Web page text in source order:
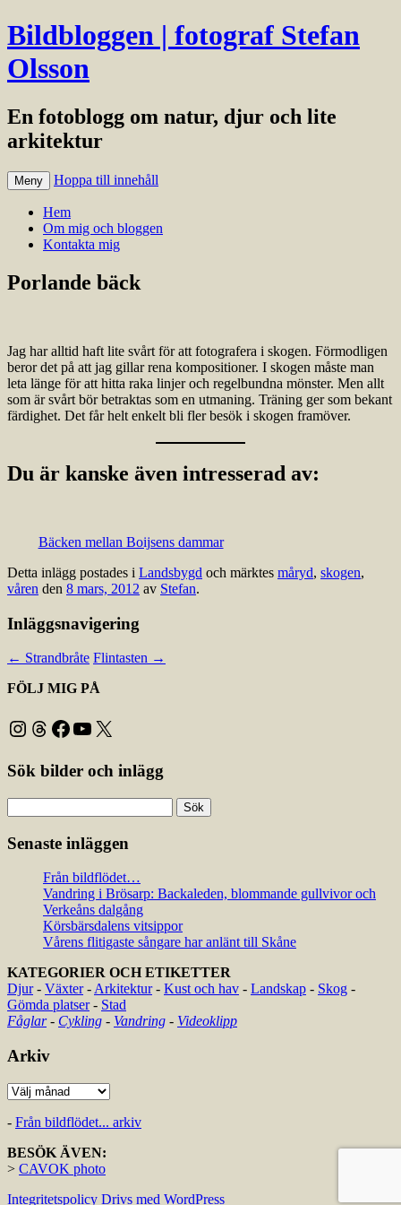
Bildbloggen | fotograf Stefan
Olsson
En fotoblogg om natur, djur och lite
arkitektur
Meny Hoppa till innehåll
Hem
Om mig och bloggen
Kontakta mig
Porlande bäck
Jag har alltid haft lite svårt för att fotografera i skogen. Förmodligen
beror det på att jag gillar rena kompositioner. I skogen måste man
leta länge för att hitta raka linjer och regelbundna mönster. Men allt
som är svårt bör betraktas som en utmaning. Träning ger som bekant
färdighet. Det får helt enkelt bli fler besök i skogen framöver.
Du är kanske även intresserad av:
Bäcken mellan Boijsens dammar
Detta inlägg postades i Landsbygd och märktes måryd, skogen,
våren den 8 mars, 2012 av Stefan.
Inläggsnavigering
← Strandbråte Flintasten →
FÖLJ MIG PÅ
Instagram
Threads
Facebook
YouTube
X
Sök bilder och inlägg
efter:
Senaste inläggen
Från bildflödet…
Vandring i Brösarp: Backaleden, blommande gullvivor och
Verkeåns dalgång
Körsbärsdalens vitsippor
Vårens flitigaste sångare har anlänt till Skåne
KATEGORIER OCH ETIKETTER
Djur- Växter-Arkitektur- Kust och hav - Landskap - Skog -
Gömda platser- Stad
Fåglar- Cykling - Vandring - Videoklipp
Arkiv
Arkiv
- Från bildflödet... arkiv
BESÖK ÄVEN:
> CAVOK photo
Integritetspolicy Drivs med WordPress